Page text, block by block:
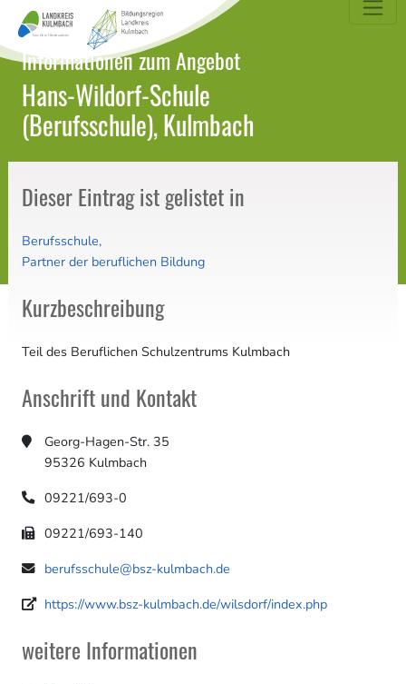
Landkreis Kulmbach
Informationen zum Angebot
Hans-Wildorf-Schule
(Berufsschule), Kulmbach
Dieser Eintrag ist gelistet in
Berufsschule
Partner der beruflichen Bildung
Kurzbeschreibung
Teil des Beruflichen Schulzentrums Kulmbach
Anschrift und Kontakt
Georg-Hagen-Str. 35
95326 Kulmbach
09221/693-0
09221/693-140
berufsschule@bsz-kulmbach.de
https://www.bsz-kulmbach.de/wilsdorf/index.php
weitere Informationen